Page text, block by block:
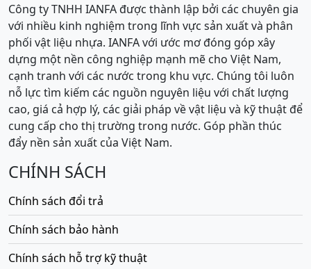
Công ty TNHH IANFA được thành lập bởi các chuyên gia
với nhiều kinh nghiệm trong lĩnh vực sản xuất và phân
phối vật liệu nhựa. IANFA với ước mơ đóng góp xây
dựng một nền công nghiệp mạnh mẽ cho Việt Nam,
cạnh tranh với các nước trong khu vực. Chúng tôi luôn
nỗ lực tìm kiếm các nguồn nguyên liệu với chất lượng
cao, giá cả hợp lý, các giải pháp về vật liệu và kỹ thuật để
cung cấp cho thị trường trong nước. Góp phần thúc
đẩy nền sản xuất của Việt Nam.
CHÍNH SÁCH
Chính sách đổi trả
Chính sách bảo hành
Chính sách hỗ trợ kỹ thuật